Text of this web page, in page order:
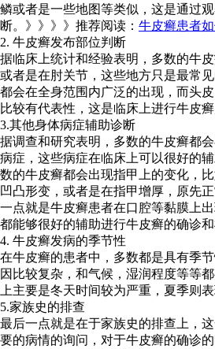
鳞或者是一些地图等类似，这是通过
断。》》》》推荐阅读： 牛皮癣患者
2. 牛皮癣发布部位判断
据临床上统计和经验表明，多数的牛
或者是在肘关节，这些地方只是最常
都会在全身范围内广泛的出现，而头
比较有代表性，这是临床上进行牛皮
3.其他身体病症辅助诊断
据调查和研究表明，多数的牛皮癣都
病症，这些病症在临床上可以很好的
数的牛皮癣都会出现指甲上的变化，
凹凸形变，或者是在指甲增厚，原先
一点就是牛皮癣患者在口腔等黏膜上
都能够很好的辅助进行牛皮癣的确诊和
4. 牛皮癣发病的季节性
在牛皮癣的患者中，多数都是具有季
因比较复杂，和气候，湿润程度等等
上主要是冬天时间较为严重，夏季则
5.家族史的排查
最后一点就是在于家族史的排查上，
要的病情的询问，对于牛皮癣的确诊